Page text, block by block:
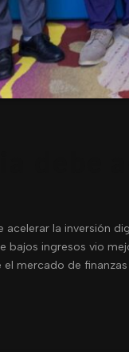
acelerar la inversión
bajos ingresos vio
el mercado de